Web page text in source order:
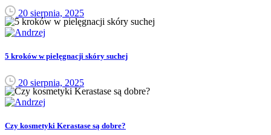
20 sierpnia, 2025
5 kroków w pielęgnacji skóry suchej
20 sierpnia, 2025
Czy kosmetyki Kerastase są dobre?